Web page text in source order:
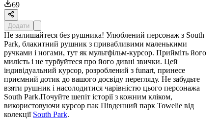
69
Додати
Не залишайтеся без рушника! Улюблений персонаж з South
Park, блакитний рушник з привабливими маленькими
ручками і ногами, тут як мультфільм-курсор. Прийміть його
милість і не турбуйтеся про його дивні звички. Цей
індивідуальний курсор, розроблений з funart, принесе
приємний дотик до вашого досвіду перегляду. Не забудьте
взяти рушник і насолодитися чарівністю цього персонажа
South Park.Почуйте шепіт історії з кожним кліком,
використовуючи курсор пак Південний парк Towelie від
колекції South Park.